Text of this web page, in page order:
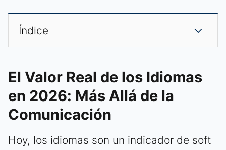
Índice
El Valor Real de los Idiomas
en 2026: Más Allá de la
Comunicación
Hoy, los idiomas son un indicador de soft